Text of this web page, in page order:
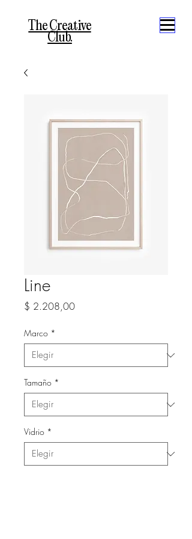
The Creative
Club.
Line
$ 2.208,00Precio
Marco *
Tamaño *
Vidrio *